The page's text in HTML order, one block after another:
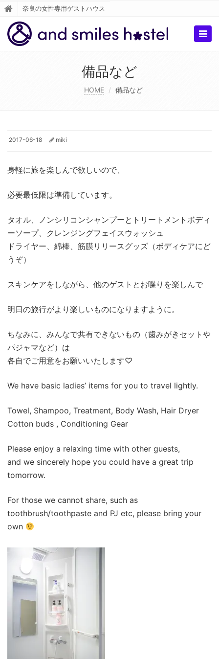
奈良の女性専用ゲストハウス
備品など
HOME 備品など
2017-06-18 miki
身軽に旅を楽しんで欲しいので、
必要最低限は準備しています。
タオル、ノンシリコンシャンプーとトリートメント ボディ
ーソープ、クレンジングフェイスウォッシュ
ドライヤー、綿棒、筋膜リリースグッズ（ボディケアにど
うぞ）
スキンケアをしながら、他のゲストとお喋りを楽しんで
明日の旅行がより楽しいものになりますように。
ちなみに、みんなで共有できないもの（歯みがきセットや
パジャマなど）は
各自でご用意をお願いいたします♡
We have basic ladies’ items for you to travel lightly.
Towel, Shampoo, Treatment, Body Wash, Hair Dryer
Cotton buds , Conditioning Gear
Please enjoy a relaxing time with other guests,
and we sincerely hope you could have a great trip
tomorrow.
For those we cannot share, such as
toothbrush/toothpaste and PJ etc, please bring your
own